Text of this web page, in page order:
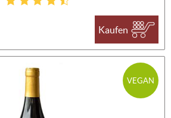
Kaufen
VEGAN